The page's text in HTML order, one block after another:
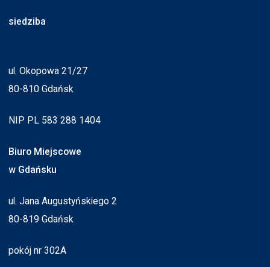
siedziba
ul. Okopowa 21/27
80-810 Gdańsk
NIP PL 583 288 1404
Biuro Miejscowe
w Gdańsku
ul. Jana Augustyńskiego 2
80-819 Gdańsk
pokój nr 302A